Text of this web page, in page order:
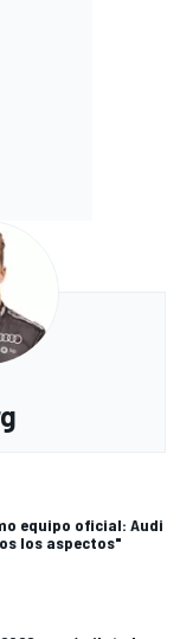
equipo oficial: Audi
los aspectos"